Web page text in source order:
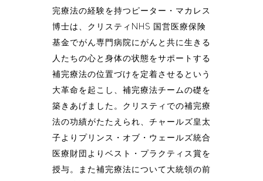
完療法の経験を持つピーター・マカレス
博士は、クリスティNHS 国営医療保険
基金でがん専門病院にがんと共に生きる
人たちの心と身体の状態をサポートする
補完療法の位置づけを定着させるという
大革命を起こし、補完療法チームの礎を
築きあげました。クリスティでの補完療
法の功績がたたえられ、チャールズ皇太
子よりプリンス・オブ・ウェールズ統合
医療財団よりベスト・プラクティス賞を
授与。また補完療法について大統領の前